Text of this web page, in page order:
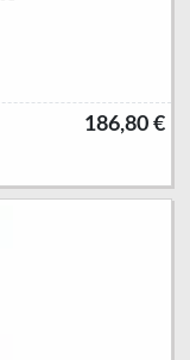
186,80 €